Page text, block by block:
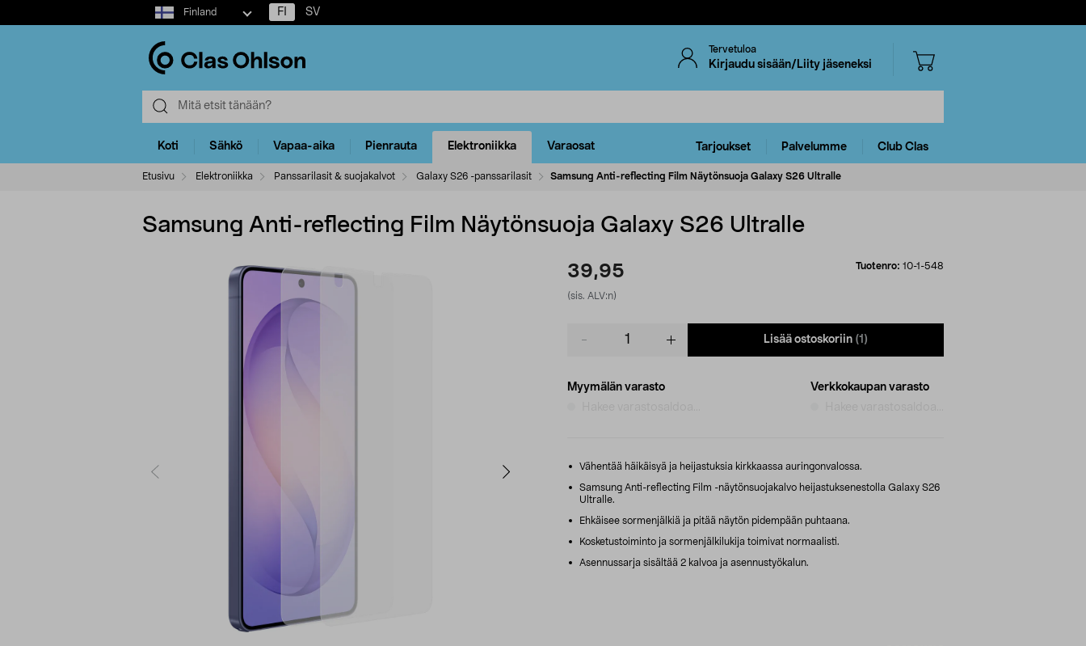
Select
market
Finland FI SV
Tervetuloa
Kirjaudu sisään/Liity jäseneksi
Koti Sähkö Vapaa-aika Pienrauta Elektroniikka Varaosat Tarjoukset Palvelumme Club Clas
Etusivu Elektroniikka Panssarilasit & suojakalvot Galaxy S26 -panssarilasit Samsung Anti-reflecting Film Näytönsuoja Galaxy S26 Ultralle
Samsung Anti-reflecting Film Näytönsuoja Galaxy S26 Ultralle
39,95
(sis. ALV:n)
Tuotenro: 10-1-548
Lisää ostoskoriin (1)
Myymälän varasto
Verkkokaupan varasto
Vähentää häikäisyä ja heijastuksia kirkkaassa auringonvalossa.
Samsung Anti-reflecting Film -näytönsuojakalvo heijastuksenestolla Galaxy S26
Ultralle.
Ehkäisee sormenjälkiä ja pitää näytön pidempään puhtaana.
Kosketustoiminto ja sormenjälkilukija toimivat normaalisti.
Asennussarja sisältää 2 kalvoa ja asennustyökalun.